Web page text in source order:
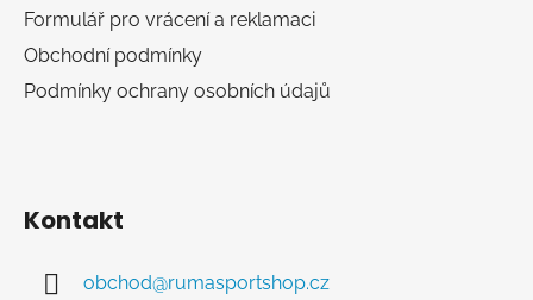
Formulář pro vrácení a reklamaci
Obchodní podmínky
Podmínky ochrany osobních údajů
Kontakt
obchod@rumasportshop.cz